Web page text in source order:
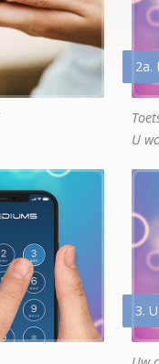
2a.
U
3.